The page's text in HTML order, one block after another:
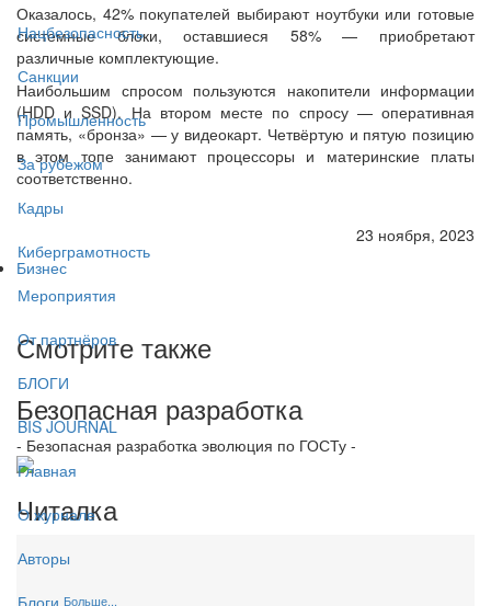
Нацбезопасность
Санкции
Промышленность
За рубежом
Кадры
Киберграмотность
Мероприятия
От партнёров
БЛОГИ
BIS JOURNAL
Главная
О журнале
Авторы
Блоги
Оказалось, 42% покупателей выбирают ноутбуки или готовые
системные блоки, оставшиеся 58% — приобретают
различные комплектующие.
Наибольшим спросом пользуются накопители информации
(HDD и SSD). На втором месте по спросу — оперативная
память, «бронза» — у видеокарт. Четвёртую и пятую позицию
в этом топе занимают процессоры и материнские платы
соответственно.
23 ноября, 2023
Бизнес
Смотрите также
Безопасная разработка
- Безопасная разработка эволюция по ГОСТу -
Читалка
Больше...